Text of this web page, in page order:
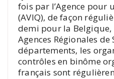
fois par l’Agence pour
(AVIQ), de façon
demi pour la Belgique,
Agences Régionales de
départements, les
contrôles en binôme
français sont